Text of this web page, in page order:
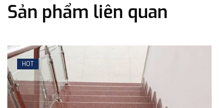
Sản phẩm liên quan
HOT